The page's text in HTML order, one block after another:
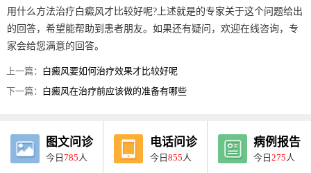
用什么方法治疗白癜风才比较好呢?上述就是的专家关于这个问题给出
的回答，希望能帮助到患者朋友。如果还有疑问，欢迎在线咨询，专
家会给您满意的回答。
上一篇： 白癜风要如何治疗效果才比较好呢
下一篇： 白癜风在治疗前应该做的准备有哪些
图文问诊
今日785 人
电话问诊
今日855 人
病例报告
今日275 人